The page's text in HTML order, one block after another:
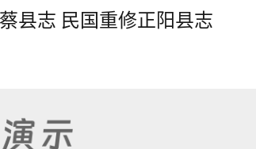
县志 民国重修正阳县志